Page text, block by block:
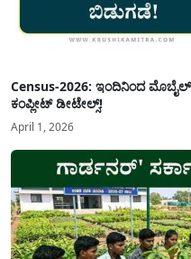
Census-2026: ಇಂದಿನಿಂದ
ಕಂಪ್ಲೀಟ್ ಡೀಟೇಲ್ಸ್!
April 1, 2026